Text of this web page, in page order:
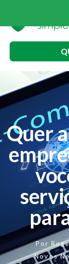
Quer
Por
Novos